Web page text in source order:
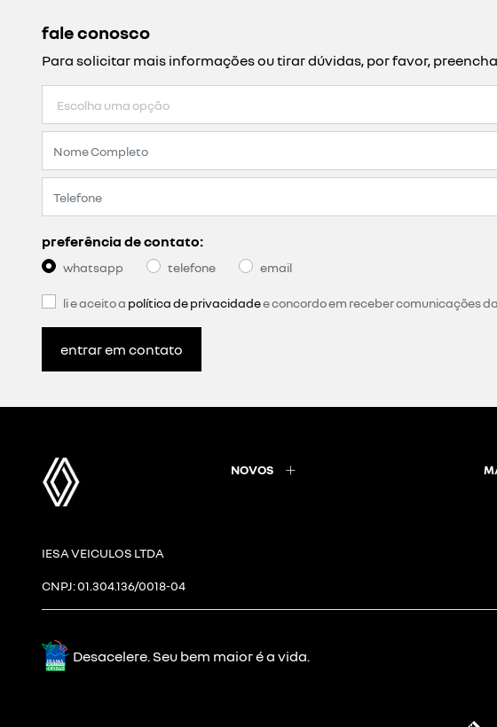
fale conosco
Para solicitar mais informações ou tirar dúvidas, por favor,
preferência de contato:
whatsapp telefone email
li e aceito a política de privacidadee concordo em receber comunicações
entrar em contato
NOVOS
IESA VEICULOS LTDA
CNPJ: 01.304.136/0018-04
Desacelere. Seu bem maior é a vida.